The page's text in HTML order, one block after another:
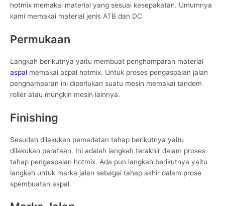
hotmix memakai material yang sesuai kesepakatan. Umumnya
kami memakai material jenis ATB dan DC
Permukaan
Langkah berikutnya yaitu membuat penghamparan material
aspal memakai aspal hotmix. Untuk proses pengaspalan jalan
penghamparan ini diperlukan suatu mesin memakai tandem
roller atau mungkin mesin lainnya.
Finishing
Sesudah dilakukan pemadatan tahap berikutnya yaitu
dilakukan perataan. Ini adalah langkah terakhir dalam proses
tahap pengaspalan hotmix. Ada pun langkah berikutnya yaitu
langkah untuk marka jalan sebagai tahap akhir dalam prose
spembuatan aspal.